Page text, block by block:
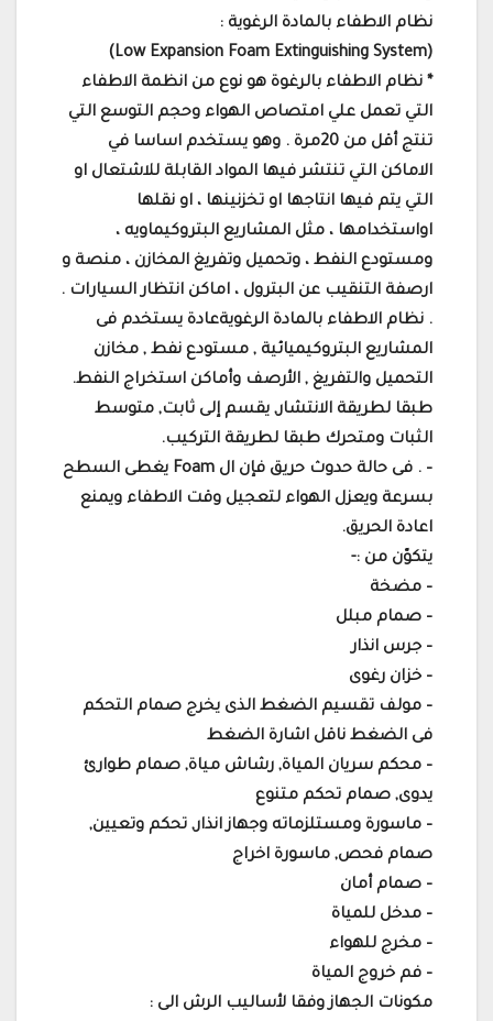
نظام الاطفاء بالمادة الرغوية :
(Low Expansion Foam Extinguishing System)
* نظام الاطفاء بالرغوة هو نوع من انظمة الاطفاء
التي تعمل علي امتصاص الهواء وحجم التوسع التي
تنتج أقل من 20مرة . وهو يستخدم اساسا في
الاماكن التي تنتشر فيها المواد القابلة للاشتعال او
التي يتم فيها انتاجها او تخزنينها ، او نقلها
اواستخدامها ، مثل المشاريع البتروكيماويه ،
ومستودع النفط ، وتحميل وتفريغ المخازن ، منصة و
ارصفة التنقيب عن البترول ، اماكن انتظار السيارات .
. نظام الاطفاء بالمادة الرغويةعادة يستخدم فى
المشاريع البتروكيميائية , مستودع نفط , مخازن
التحميل والتفريغ , الأرصف وأماكن استخراج النفط.
طبقا لطريقة الانتشار, يقسم إلى ثابت, متوسط
الثبات ومتحرك طبقا لطريقة التركيب.
– . فى حالة حدوث حريق فإن ال Foam يغطى السطح
بسرعة ويعزل الهواء لتعجيل وقت الاطفاء ويمنع
اعادة الحريق.
يتكوّن من :-
– مضخة
– صمام مبلل
– جرس انذار
– خزان رغوى
– مولف تقسيم الضغط الذى يخرج صمام التحكم
فى الضغط ناقل اشارة الضغط
– محكم سريان المياة, رشاش مياة, صمام طوارئ
يدوى, صمام تحكم متنوع
– ماسورة ومستلزماته وجهاز انذار, تحكم وتعيين,
صمام فحص, ماسورة اخراج
– صمام أمان
– مدخل للمياة
– مخرج للهواء
– فم خروج المياة
مكونات الجهاز وفقا لأساليب الرش الى :